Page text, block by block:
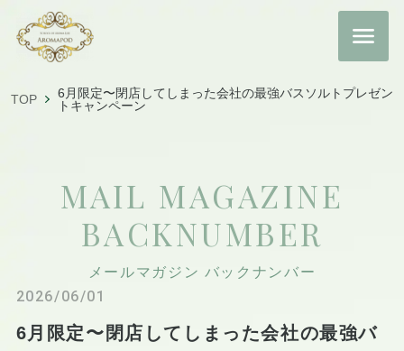
TOP
6月限定〜閉店してしまった会社の最強バスソルトプレゼン
トキャンペーン
MAIL MAGAZINE
BACKNUMBER
メールマガジン バックナンバー
2026/06/01
6月限定〜閉店してしまった会社の最強バ